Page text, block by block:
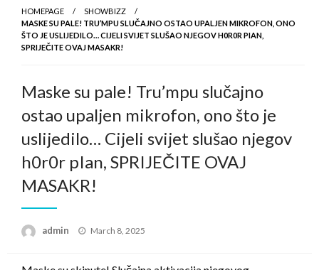
HOMEPAGE
SHOWBIZZ
MASKE SU PALE! TRU’MPU SLUČAJNO OSTAO UPALJEN MIKROFON, ONO
ŠTO JE USLIJEDILO… CIJELI SVIJET SLUŠAO NJEGOV H0R0R PIAN,
SPRIJEČITE OVAJ MASAKR!
Maske su pale! Tru’mpu slučajno
ostao upaljen mikrofon, ono što je
uslijedilo… Cijeli svijet slušao njegov
h0r0r pIan, SPRIJEČITE OVAJ
MASAKR!
admin
Posted
March 8, 2025